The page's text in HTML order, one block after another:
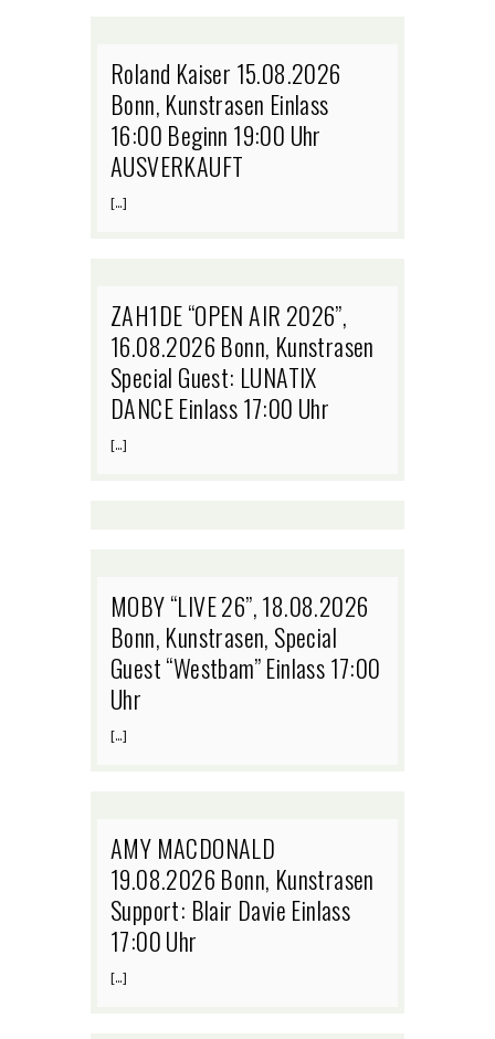
Roland Kaiser 15.08.2026
Bonn, Kunstrasen Einlass
16:00 Beginn 19:00 Uhr
AUSVERKAUFT
[…]
ZAH1DE “OPEN AIR 2026”,
16.08.2026 Bonn, Kunstrasen
Special Guest: LUNATIX
DANCE Einlass 17:00 Uhr
[…]
MOBY “LIVE 26”, 18.08.2026
Bonn, Kunstrasen, Special
Guest “Westbam” Einlass 17:00
Uhr
[…]
AMY MACDONALD
19.08.2026 Bonn, Kunstrasen
Support: Blair Davie Einlass
17:00 Uhr
[…]